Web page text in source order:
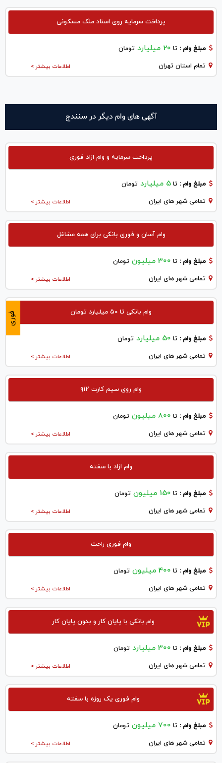
پرداخت سرمایه روی اسناد ملک مسکونی
مبلغ وام : تا 20 میلیارد تومان
اطلاعات بیشتر > تمام استان تهران
آگهی های وام دیگر در سنندج
پرداخت سرمایه و وام ازاد فوری
مبلغ وام : تا 5 میلیارد تومان
اطلاعات بیشتر > تمامی شهر های ایران
وام آسان و فوری بانکی برای همه مشاغل
مبلغ وام : تا 300 میلیون تومان
اطلاعات بیشتر > تمامی شهر های ایران
فوری وام بانکی تا ۵۰ میلیارد تومان
مبلغ وام : تا 50 میلیارد تومان
اطلاعات بیشتر > تمامی شهر های ایران
وام روی سیم کارت ۹۱۲
مبلغ وام : تا 800 میلیون تومان
اطلاعات بیشتر > تمامی شهر های ایران
وام ازاد با سفته
مبلغ وام : تا 150 میلیون تومان
اطلاعات بیشتر > تمامی شهر های ایران
وام فوری راحت
مبلغ وام : تا 400 میلیون تومان
اطلاعات بیشتر > تمامی شهر های ایران
وام بانکی با پایان کار و بدون پایان کار
مبلغ وام : تا 300 میلیارد تومان
اطلاعات بیشتر > تمامی شهر های ایران
وام فوری یک روزه با سفته
مبلغ وام : تا 700 میلیون تومان
اطلاعات بیشتر > تمامی شهر های ایران